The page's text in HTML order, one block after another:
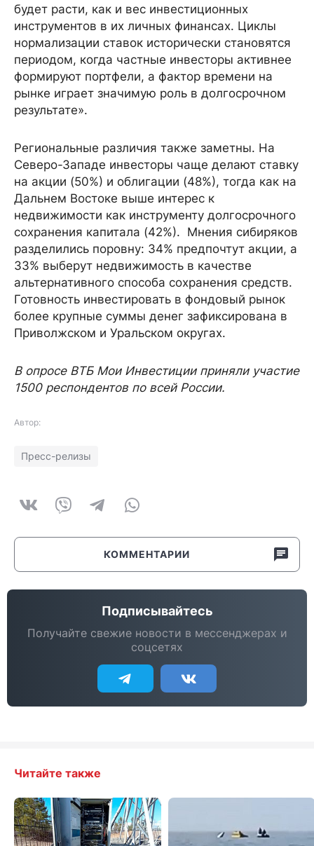
будет расти, как и вес инвестиционных
инструментов в их личных финансах. Циклы
нормализации ставок исторически становятся
периодом, когда частные инвесторы активнее
формируют портфели, а фактор времени на
рынке играет значимую роль в долгосрочном
результате».
Региональные различия также заметны. На
Северо-Западе инвесторы чаще делают ставку
на акции (50%) и облигации (48%), тогда как на
Дальнем Востоке выше интерес к
недвижимости как инструменту долгосрочного
сохранения капитала (42%). Мнения сибиряков
разделились поровну: 34% предпочтут акции, а
33% выберут недвижимость в качестве
альтернативного способа сохранения средств.
Готовность инвестировать в фондовый рынок
более крупные суммы денег зафиксирована в
Приволжском и Уральском округах.
В опросе ВТБ Мои Инвестиции приняли участие
1500 респондентов по всей России.
Автор:
Пресс-релизы
КОММЕНТАРИИ
Подписывайтесь
Получайте свежие новости в мессенджерах и
соцсетях
Читайте также